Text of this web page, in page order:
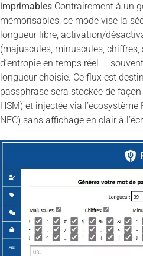
imprimables.Contrairement à un
mémorisables, ce mode vise la
longueur libre, activation/
(majuscules, minuscules,
d’entropie en temps réel —
longueur choisie. Ce flux est
passphrase sera stockée de
HSM) et injectée via l’écosystème
NFC) sans affichage en clair à